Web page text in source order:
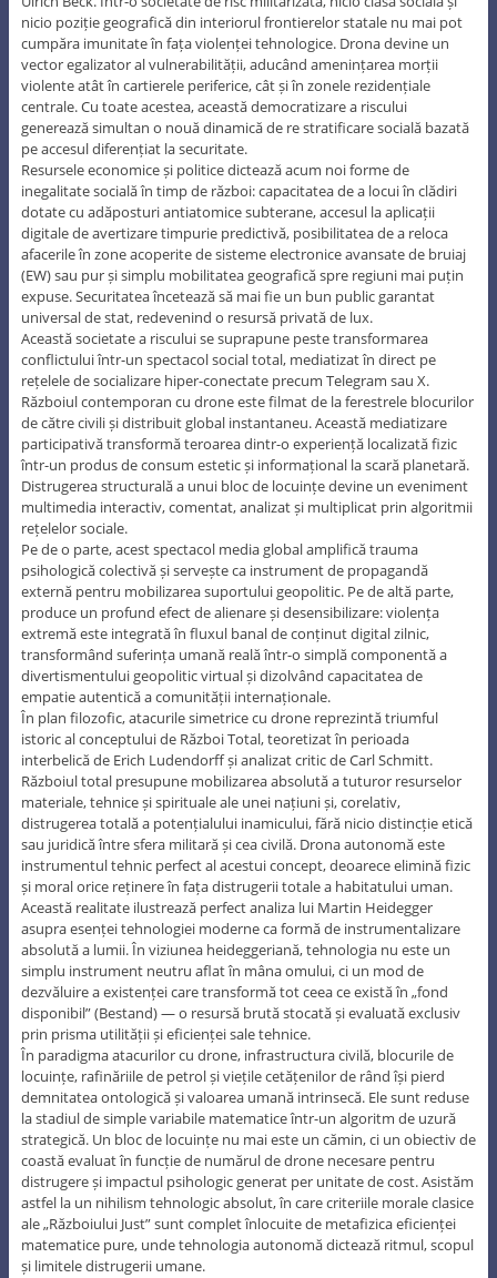
nicio poziție geografică din interiorul frontierelor statale nu mai pot
cumpăra imunitate în fața violenței tehnologice. Drona devine un
vector egalizator al vulnerabilității, aducând amenințarea morții
violente atât în cartierele periferice, cât și în zonele rezidențiale
centrale. Cu toate acestea, această democratizare a riscului
generează simultan o nouă dinamică de re stratificare socială bazată
pe accesul diferențiat la securitate.
Resursele economice și politice dictează acum noi forme de
inegalitate socială în timp de război: capacitatea de a locui în clădiri
dotate cu adăposturi antiatomice subterane, accesul la aplicații
digitale de avertizare timpurie predictivă, posibilitatea de a reloca
afacerile în zone acoperite de sisteme electronice avansate de bruiaj
(EW) sau pur și simplu mobilitatea geografică spre regiuni mai puțin
expuse. Securitatea încetează să mai fie un bun public garantat
universal de stat, redevenind o resursă privată de lux.
Această societate a riscului se suprapune peste transformarea
conflictului într-un spectacol social total, mediatizat în direct pe
rețelele de socializare hiper-conectate precum Telegram sau X.
Războiul contemporan cu drone este filmat de la ferestrele blocurilor
de către civili și distribuit global instantaneu. Această mediatizare
participativă transformă teroarea dintr-o experiență localizată fizic
într-un produs de consum estetic și informațional la scară planetară.
Distrugerea structurală a unui bloc de locuințe devine un eveniment
multimedia interactiv, comentat, analizat și multiplicat prin algoritmii
rețelelor sociale.
Pe de o parte, acest spectacol media global amplifică trauma
psihologică colectivă și servește ca instrument de propagandă
externă pentru mobilizarea suportului geopolitic. Pe de altă parte,
produce un profund efect de alienare și desensibilizare: violența
extremă este integrată în fluxul banal de conținut digital zilnic,
transformând suferința umană reală într-o simplă componentă a
divertismentului geopolitic virtual și dizolvând capacitatea de
empatie autentică a comunității internaționale.
În plan filozofic, atacurile simetrice cu drone reprezintă triumful
istoric al conceptului de Război Total, teoretizat în perioada
interbelică de Erich Ludendorff și analizat critic de Carl Schmitt.
Războiul total presupune mobilizarea absolută a tuturor resurselor
materiale, tehnice și spirituale ale unei națiuni și, corelativ,
distrugerea totală a potențialului inamicului, fără nicio distincție etică
sau juridică între sfera militară și cea civilă. Drona autonomă este
instrumentul tehnic perfect al acestui concept, deoarece elimină fizic
și moral orice reținere în fața distrugerii totale a habitatului uman.
Această realitate ilustrează perfect analiza lui Martin Heidegger
asupra esenței tehnologiei moderne ca formă de instrumentalizare
absolută a lumii. În viziunea heideggeriană, tehnologia nu este un
simplu instrument neutru aflat în mâna omului, ci un mod de
dezvăluire a existenței care transformă tot ceea ce există în „fond
disponibil” (Bestand) — o resursă brută stocată și evaluată exclusiv
prin prisma utilității și eficienței sale tehnice.
În paradigma atacurilor cu drone, infrastructura civilă, blocurile de
locuințe, rafinăriile de petrol și viețile cetățenilor de rând își pierd
demnitatea ontologică și valoarea umană intrinsecă. Ele sunt reduse
la stadiul de simple variabile matematice într-un algoritm de uzură
strategică. Un bloc de locuințe nu mai este un cămin, ci un obiectiv de
coastă evaluat în funcție de numărul de drone necesare pentru
distrugere și impactul psihologic generat per unitate de cost. Asistăm
astfel la un nihilism tehnologic absolut, în care criteriile morale clasice
ale „Războiului Just” sunt complet înlocuite de metafizica eficienței
matematice pure, unde tehnologia autonomă dictează ritmul, scopul
și limitele distrugerii umane.